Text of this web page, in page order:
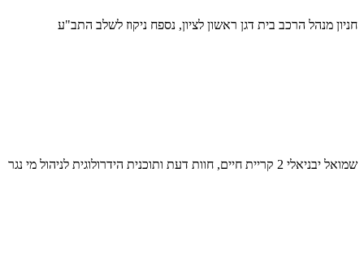
חניון מנהל הרכב בית דגן ראשון לציון, נספח ניקוז לשלב התב"ע
שמואל יבניאלי 2 קריית חיים, חוות דעת ותוכנית הידרולוגית לניהול מי נגר